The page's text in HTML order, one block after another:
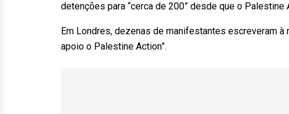
detenções para “cerca de 200” desde que o Palestine
Em Londres, dezenas de manifestantes escreveram
apoio o Palestine Action”.